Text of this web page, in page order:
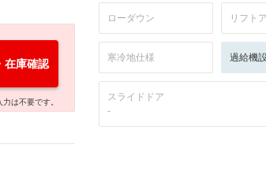
在庫確認
は不要です。
ローダウン リフト
寒冷地仕様 過給機
スライドドア
-